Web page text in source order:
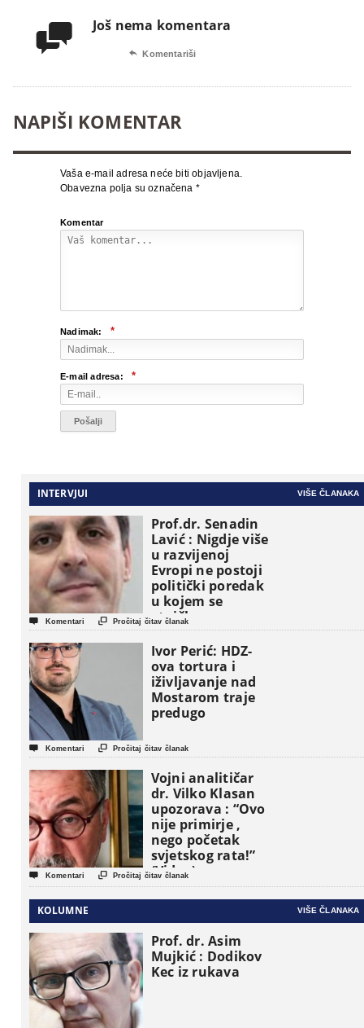
 Još nema komentara
 Komentariši
NAPIŠI KOMENTAR
Vaša e-mail adresa neće biti objavljena.
Obavezna polja su označena *
Komentar
Nadimak: *
E-mail adresa: *
INTERVJUI VIŠE ČLANAKA
Prof.dr. Senadin
Lavić : Nigdje više
u razvijenoj
Evropi ne postoji
politički poredak
u kojem se
etničke grupe
pojavljuju kao
osnovne
političke jedinice
 Komentari  Pročitaj čitav članak
Ivor Perić: HDZ-
ova tortura i
iživljavanje nad
Mostarom traje
predugo
 Komentari  Pročitaj čitav članak
Vojni analitičar
dr. Vilko Klasan
upozorava : “Ovo
nije primirje ,
nego početak
svjetskog rata!”
(Video)
 Komentari  Pročitaj čitav članak
KOLUMNE VIŠE ČLANAKA
Prof. dr. Asim
Mujkić : Dodikov
Kec iz rukava